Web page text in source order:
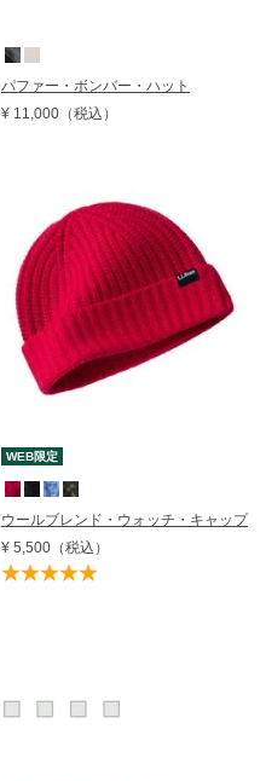
パファー・ボンバー・ハット
¥ 11,000（税込）
WEB限定
ウールブレンド・ウォッチ・キャップ
¥ 5,500（税込）